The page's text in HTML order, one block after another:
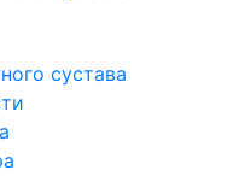
сустава